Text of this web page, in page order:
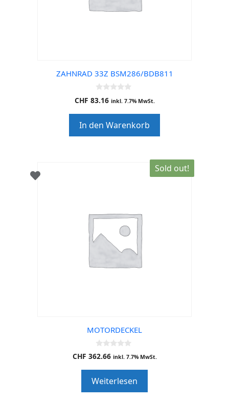
ZAHNRAD 33Z BSM286/BDB811
0
o
o
f
5
CHF 83.16 inkl. 7.7% MwSt.
In den Warenkorb
Sold out!
MOTORDECKEL
0
o
o
f
5
CHF 362.66 inkl. 7.7% MwSt.
Weiterlesen